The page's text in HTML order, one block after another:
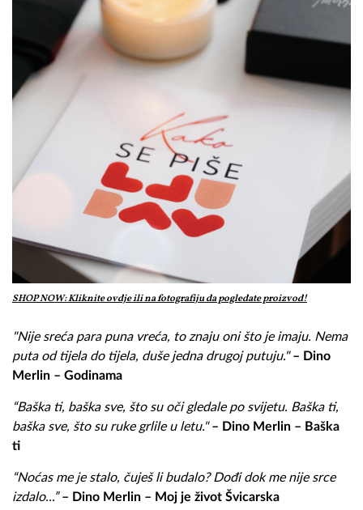
SHOP NOW: Kliknite ovdje ili na fotografiju da pogledate proizvod!
"Nije sreća para puna vreća, to znaju oni što je imaju. Nema
puta od tijela do tijela, duše jedna drugoj putuju." – Dino
Merlin – Godinama
“Baška ti, baška sve, što su oči gledale po svijetu. Baška ti,
baška sve, što su ruke grlile u letu."– Dino Merlin – Baška
ti
“Noćas me je stalo, čuješ li budalo?Dođi dok me nije srce
izdalo...”– Dino Merlin – Moj je život Švicarska